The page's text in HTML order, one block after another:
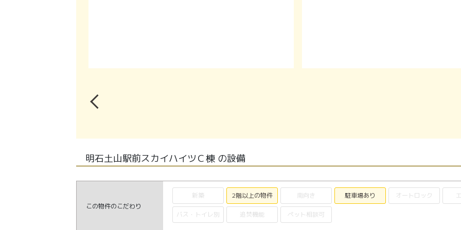
明石土山駅前スカイハイツＣ棟 の設備
この物件のこだわり
新築 2階以上の物件 南向き 駐車場あり オートロック
バス・トイレ別 追焚機能 ペット相談可